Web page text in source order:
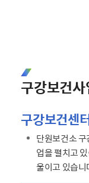
구강보건사
구강보건센
단원보건소
업을 펼치고
울이고 있습니